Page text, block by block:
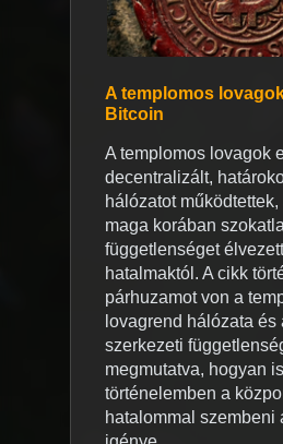
A templomos
Bitcoin
A templomos lovagok
decentralizált,
hálózatot működtettek,
maga korában
függetlenséget
hatalmaktól. A cikk
párhuzamot von a
lovagrend hálózata és
szerkezeti
megmutatva, hogyan
történelemben a
hatalommal szembeni